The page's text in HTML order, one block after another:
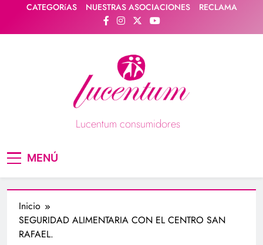
contenido
CATEGORíAS NUESTRAS ASOCIACIONES RECLAMA
Lucentum consumidores
MENÚ
Inicio
SEGURIDAD ALIMENTARIA CON EL CENTRO SAN
RAFAEL.